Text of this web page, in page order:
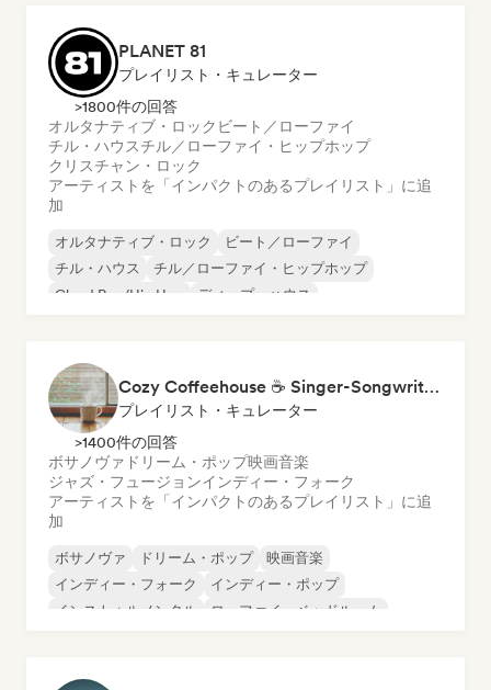
PLANET 81
プレイリスト・キュレーター
>1800件の回答
オルタナティブ・ロック ビート／ローファイ
チル・ハウスチル／ローファイ・ヒップホップ
クリスチャン・ロック
アーティストを「インパクトのあるプレイリスト」に追
加
オルタナティブ・ロック
ビート／ローファイ
チル・ハウス
チル／ローファイ・ヒップホップ
Cloud Rap/Hip Hop
ディープ・ハウス
Cozy Coffeehouse ☕ Singer-Songwriter, Indie Folk & Acoustic
プレイリスト・キュレーター
>1400件の回答
ボサノヴァ ドリーム・ポップ映画音楽
ジャズ・フュージョンインディー・フォーク
アーティストを「インパクトのあるプレイリスト」に追
加
ボサノヴァ ドリーム・ポップ
映画音楽
インディー・フォーク
インディー・ポップ
インストゥルメンタル
ローファイ・ベッドルーム